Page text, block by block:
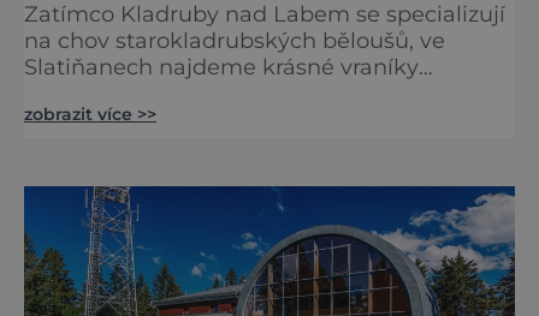
Zatímco Kladruby nad Labem se specializují
na chov starokladrubských běloušů, ve
Slatiňanech najdeme krásné vraníky
budově zámku se dozvíte více o chovu
některé exponáty připomínají využití koní ve
vojenství, dopravě, honech či dostizích.
[caption id="attachment_74515
zobrazit více >>